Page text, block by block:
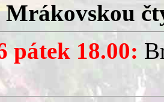
Mrákovskou
pátek 18.00: